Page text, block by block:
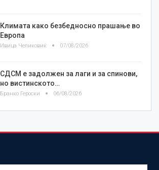
Климата како безбедносно прашање во
Европа
Ивица Челиковиќ 07/08/2026
СДСМ е задолжен за лаги и за спинови,
но вистинското…
Бранко Героски 06/08/2026